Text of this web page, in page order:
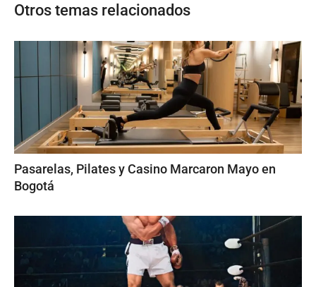
Otros temas relacionados
Pasarelas, Pilates y Casino Marcaron Mayo en
Bogotá